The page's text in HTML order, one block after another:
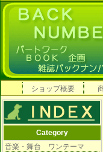
ショップ概要
Category
音楽・舞台 ワンテーマ